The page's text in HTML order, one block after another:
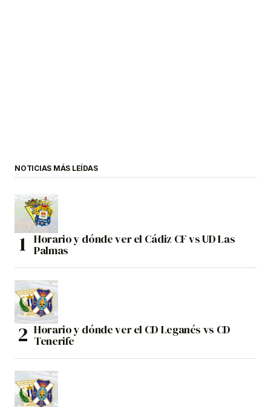
NOTICIAS MÁS LEÍDAS
Horario y dónde ver el Cádiz CF vs UD Las
Palmas
Horario y dónde ver el CD Leganés vs CD
Tenerife